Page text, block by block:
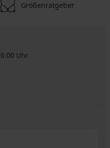
Größenratgeber
Uhr